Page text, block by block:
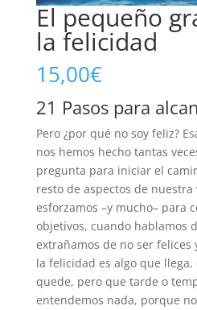
El pequeño
la felicidad
15,00€
21 Pasos para
Pero ¿por qué no soy feliz?
nos hemos hecho tantas
pregunta para iniciar el
resto de aspectos de
esforzamos –y mucho– para
objetivos, cuando hablamos
extrañamos de no ser felices
la felicidad es algo que
quede, pero que tarde o
entendemos nada, porque